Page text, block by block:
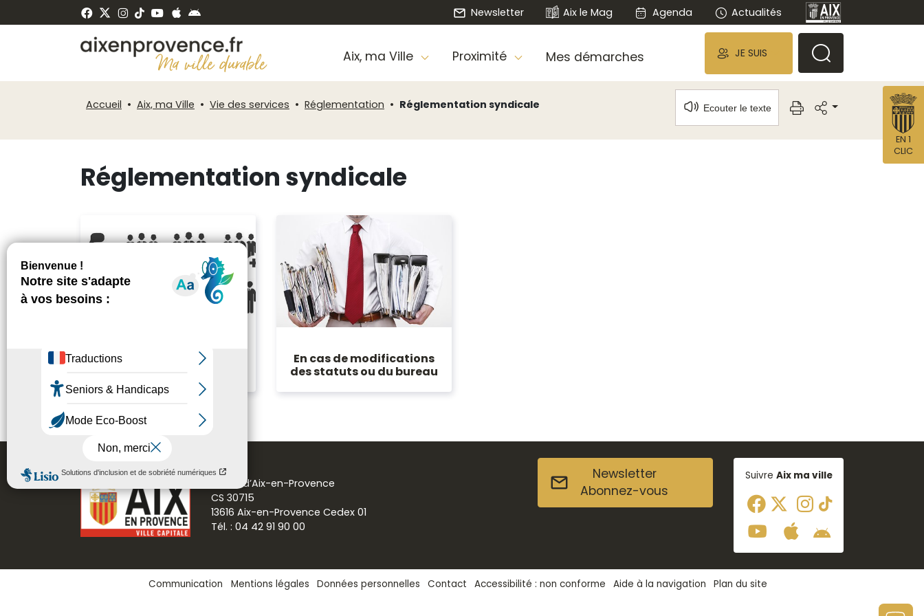
Newsletter Aix le Mag Agenda Actualités
Aix, ma Ville Proximité Mes démarches JE SUIS
Accueil Aix, ma Ville Vie des services Réglementation Réglementation syndicale Ecouter le texte
Réglementation syndicale
Création d’un syndicat
En cas de modifications
des statuts ou du bureau
Mairie d’Aix-en-Provence
CS 30715
13616 Aix-en-Provence Cedex 01
Tél. : 04 42 91 90 00
Newsletter
Abonnez-vous
Suivre Aix ma ville
Communication Mentions légales Données personnelles Contact Accessibilité : non conforme Aide à la navigation Plan du site
EN 1
CLIC
de
Panneau de gestion des cookies